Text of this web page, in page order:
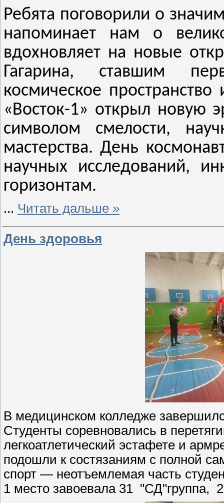
Ребята поговорили о
напоминает нам о
вдохновляет на новые
Гагарина, ставшим
космическое
«Восток-1» открыл новую
символом смелости,
мастерства. День
научных исследований,
горизонтам.
... Читать дальше »
День здоровья
В медицинском колледже
Студенты соревновались в
легкоатлетический эстафете и
подошли к состязаниям с полной
спорт — неотъемлемая часть
1 место завоевала 31 "СД"группа,